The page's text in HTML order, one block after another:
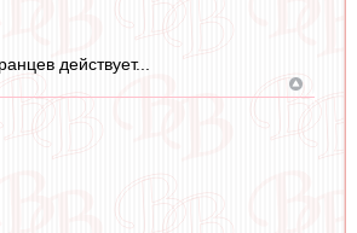
действует...